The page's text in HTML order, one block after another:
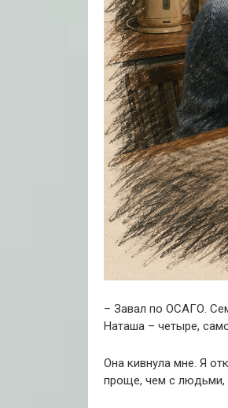
– Завал по ОСАГО.
Наташа – четыре,
Она кивнула мне. Я
проще, чем с людьми,